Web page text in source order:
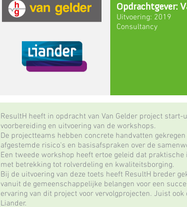
Opdrachtgever:
Uitvoering: 2019
Consultancy
ResultH heeft in opdracht van Van Gelder project
voorbereiding en uitvoering van de workshops.
De projectteams hebben concrete handvatten
afgestemde risico's en basisafspraken over de
Een tweede workshop heeft ertoe geleid dat
met betrekking tot rolverdeling en kwaliteitsborging.
Bij de uitvoering van deze toets heeft ResultH breder
vanuit de gemeenschappelijke belangen voor een
ervaring van dit project voor vervolgprojecten. Juist
Liander.